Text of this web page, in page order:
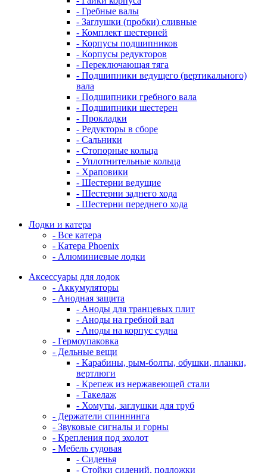
- Гребные валы
- Заглушки (пробки) сливные
- Комплект шестерней
- Корпусы подшипников
- Корпусы редукторов
- Переключающая тяга
- Подшипники ведущего (вертикального)
вала
- Подшипники гребного вала
- Подшипники шестерен
- Прокладки
- Редукторы в сборе
- Сальники
- Стопорные кольца
- Уплотнительные кольца
- Храповики
- Шестерни ведущие
- Шестерни заднего хода
- Шестерни переднего хода
Лодки и катера
- Все катера
- Катера Phoenix
- Алюминиевые лодки
Аксессуары для лодок
- Аккумуляторы
- Анодная защита
- Аноды для транцевых плит
- Аноды на гребной вал
- Аноды на корпус судна
- Гермоупаковка
- Дельные вещи
- Карабины, рым-болты, обушки, планки,
вертлюги
- Крепеж из нержавеющей стали
- Такелаж
- Хомуты, заглушки для труб
- Держатели спиннинга
- Звуковые сигналы и горны
- Крепления под эхолот
- Мебель судовая
- Сиденья
- Стойки сидений, подложки